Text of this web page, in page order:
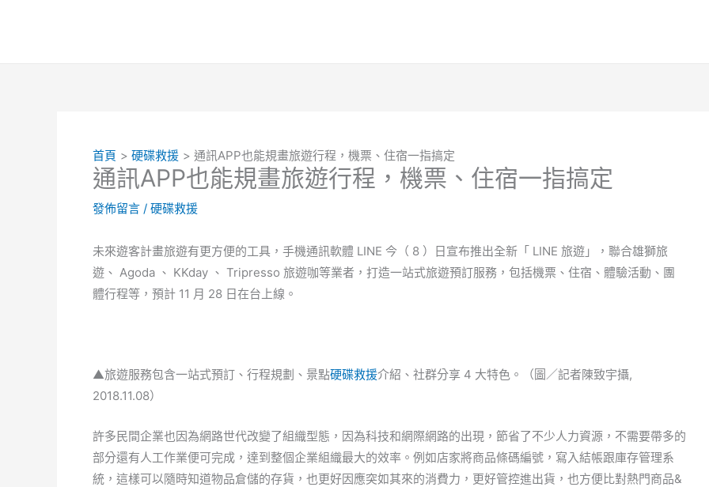
首頁 硬碟救援 通訊APP也能規畫旅遊行程，機票、住宿一指搞定
通訊APP也能規畫旅遊行程，機票、住宿一指搞定
發佈留言 / 硬碟救援
未來遊客計畫旅遊有更方便的工具，手機通訊軟體 LINE 今（ 8 ）日宣布推出全新「 LINE 旅遊」，聯合雄獅旅
遊、 Agoda 、 KKday 、 Tripresso 旅遊咖等業者，打造一站式旅遊預訂服務，包括機票、住宿、體驗活動、團
體行程等，預計 11 月 28 日在台上線。
▲旅遊服務包含一站式預訂、行程規劃、景點硬碟救援介紹、社群分享 4 大特色。（圖／記者陳致宇攝,
2018.11.08）
許多民間企業也因為網路世代改變了組織型態，因為科技和網際網路的出現，節省了不少人力資源，不需要帶多的
部分還有人工作業便可完成，達到整個企業組織最大的效率。例如店家將商品條碼編號，寫入結帳跟庫存管理系
統，這樣可以隨時知道物品倉儲的存貨，也更好因應突如其來的消費力，更好管控進出貨，也方便比對熱門商品&